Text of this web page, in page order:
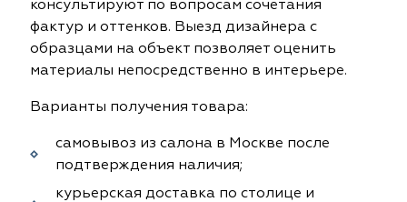
консультируют по вопросам сочетания
фактур и оттенков. Выезд дизайнера с
образцами на объект позволяет оценить
материалы непосредственно в интерьере.
Варианты получения товара:
самовывоз из салона в Москве после
подтверждения наличия;
курьерская доставка по столице и